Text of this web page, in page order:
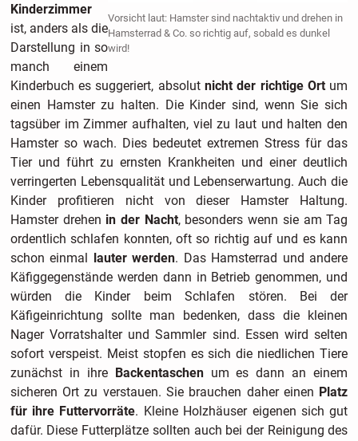
Vorsicht laut: Hamster sind nachtaktiv und drehen in
Hamsterrad & Co. so richtig auf, sobald es dunkel
wird!
Kinderzimmer
ist, anders als die
Darstellung in so
manch einem
Kinderbuch es suggeriert, absolutnicht der richtige Ort um
einen Hamster zu halten. Die Kinder sind, wenn Sie sich
tagsüber im Zimmer aufhalten, viel zu laut und halten den
Hamster so wach. Dies bedeutet extremen Stress für das
Tier und führt zu ernsten Krankheiten und einer deutlich
verringerten Lebensqualität und Lebenserwartung. Auch die
Kinder profitieren nicht von dieser Hamster Haltung.
Hamster drehen in der Nacht, besonders wenn sie am Tag
ordentlich schlafen konnten, oft so richtig auf und es kann
schon einmal
lauter werden. Das Hamsterrad und andere
Käfiggegenstände werden dann in Betrieb genommen, und
würden die Kinder beim Schlafen stören. Bei der
Käfigeinrichtung sollte man bedenken, dass die kleinen
Nager Vorratshalter und Sammler sind. Essen wird selten
sofort verspeist. Meist stopfen es sich die niedlichen Tiere
zunächst in ihre
Backentaschenum es dann an einem
sicheren Ort zu verstauen. Sie brauchen daher einen Platz
für ihre Futtervorräte. Kleine Holzhäuser eigenen sich gut
dafür. Diese Futterplätze sollten auch bei der Reinigung des